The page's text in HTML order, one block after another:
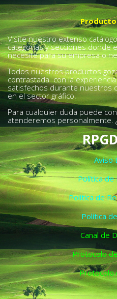
Visite nuestro extenso
categorías y secciones donde
necesite para su empresa o
Todos nuestros productos
contrastada con la
satisfechos durante nuestros
en el sector gráfico.
Para cualquier duda puede
atenderemos personalmente.
Aviso
Política de
Política de
Política
Canal de
Protocolo
Protocolo